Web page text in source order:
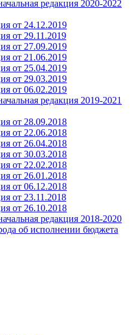
редакция 2020-2022
от 24.12.2019
от 29.11.2019
от 27.09.2019
от 21.06.2019
от 25.04.2019
от 29.03.2019
от 06.02.2019
редакция 2019-2021
от 28.09.2018
от 22.06.2018
от 26.04.2018
от 30.03.2018
от 22.02.2018
от 26.01.2018
от 06.12.2018
от 23.11.2018
от 26.10.2018
редакция 2018-2020
об исполнении бюджета